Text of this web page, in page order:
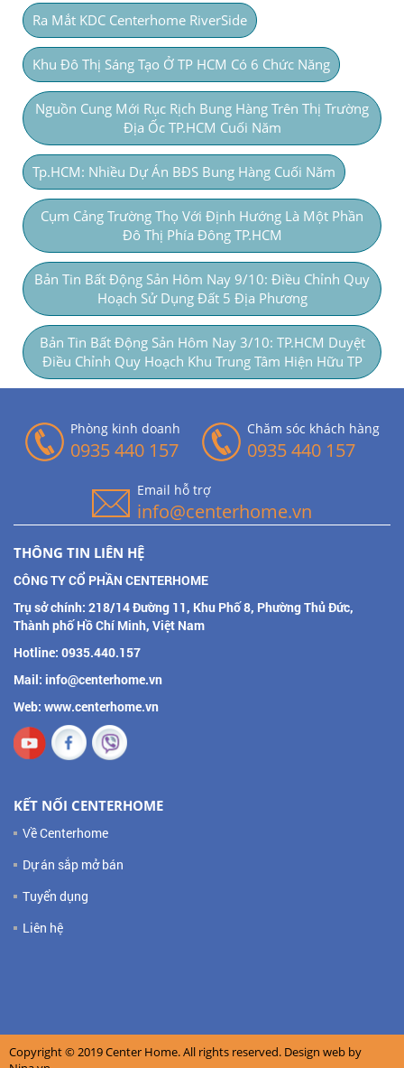
Ra Mắt KDC Centerhome RiverSide
Khu Đô Thị Sáng Tạo Ở TP HCM Có 6 Chức Năng
Nguồn Cung Mới Rục Rịch Bung Hàng Trên Thị Trường
Địa Ốc TP.HCM Cuối Năm
Tp.HCM: Nhiều Dự Án BĐS Bung Hàng Cuối Năm
Cụm Cảng Trường Thọ Với Định Hướng Là Một Phần
Đô Thị Phía Đông TP.HCM
Bản Tin Bất Động Sản Hôm Nay 9/10: Điều Chỉnh Quy
Hoạch Sử Dụng Đất 5 Địa Phương
Bản Tin Bất Động Sản Hôm Nay 3/10: TP.HCM Duyệt
Điều Chỉnh Quy Hoạch Khu Trung Tâm Hiện Hữu TP
Phòng kinh doanh
0935 440 157
Chăm sóc khách hàng
0935 440 157
Email hỗ trợ
info@centerhome.vn
THÔNG TIN LIÊN HỆ
CÔNG TY CỔ PHẦN CENTERHOME
Trụ sở chính: 218/14 Đường 11, Khu Phố 8, Phường Thủ Đức,
Thành phố Hồ Chí Minh, Việt Nam
Hotline: 0935.440.157
Mail: info@centerhome.vn
Web: www.centerhome.vn
KẾT NỐI CENTERHOME
Về Centerhome
Dự án sắp mở bán
Tuyển dụng
Liên hệ
Copyright © 2019 Center Home. All rights reserved. Design web by